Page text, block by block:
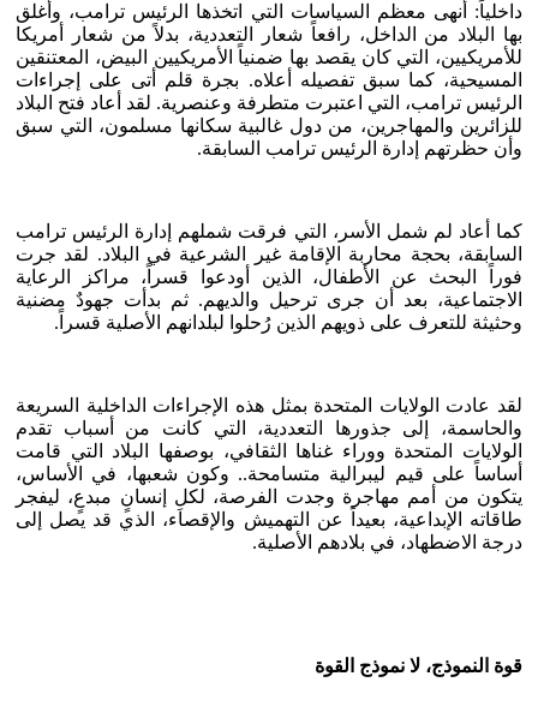
داخلياً: أنهى معظم السياسات التي اتخذها الرئيس ترامب، وأغلق
بها البلاد من الداخل، رافعاً شعار التعددية، بدلاً من شعار أمريكا
للأمريكيين، التي كان يقصد بها ضمنياً الأمريكيين البيض، المعتنقين
المسيحية، كما سبق تفصيله أعلاه. بجرة قلم أتى على إجراءات
الرئيس ترامب، التي اعتبرت متطرفة وعنصرية. لقد أعاد فتح البلاد
للزائرين والمهاجرين، من دول غالبية سكانها مسلمون، التي سبق
وأن حظرتهم إدارة الرئيس ترامب السابقة.
كما أعاد لم شمل الأسر، التي فرقت شملهم إدارة الرئيس ترامب
السابقة، بحجة محاربة الإقامة غير الشرعية في البلاد. لقد جرت
فوراً البحث عن الأطفال، الذين أودعوا قسراً، مراكز الرعاية
الاجتماعية، بعد أن جرى ترحيل والديهم. ثم بدأت جهودٌ مضنية
وحثيثة للتعرف على ذويهم الذين رُحلوا لبلدانهم الأصلية قسراً.
لقد عادت الولايات المتحدة بمثل هذه الإجراءات الداخلية السريعة
والحاسمة، إلى جذورها التعددية، التي كانت من أسباب تقدم
الولايات المتحدة ووراء غناها الثقافي، بوصفها البلاد التي قامت
أساساً على قيم ليبرالية متسامحة.. وكون شعبها، في الأساس،
يتكون من أمم مهاجرة وجدت الفرصة، لكلِ إنسانٍ مبدعٍ، ليفجر
طاقاته الإبداعية، بعيداً عن التهميش والإقصاء، الذي قد يصل إلى
درجة الاضطهاد، في بلادهم الأصلية.
قوة النموذج، لا نموذج القوة